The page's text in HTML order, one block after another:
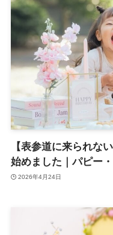
【表参道に来られな
始めました｜パピー
2026年4月24日